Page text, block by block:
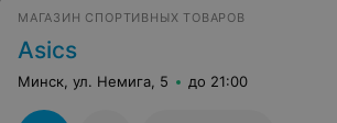
МАГАЗИН СПОРТИВНЫХ ТОВАРОВ
Asics
Минск, ул. Немига, 5 до 21:00